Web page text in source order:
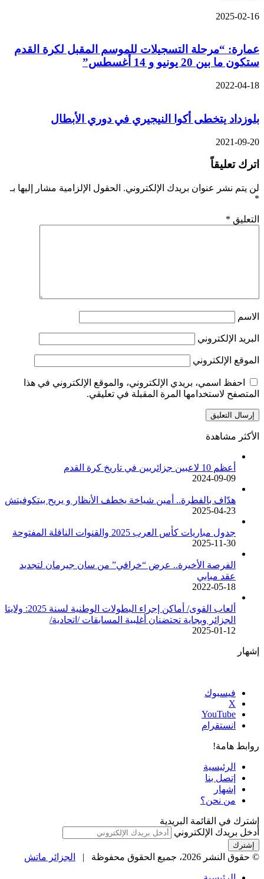
2025-02-16
عمارة: “مرحلة التسجيلات للموسم المقبل لكرة القدم
ستكون ما بين 20 يونيو و 14 أغسطس”
2022-04-18
بلوزداد يتخطى أكوا النيجيري في دوري الأبطال
2021-09-20
اترك تعليقاً
لن يتم نشر عنوان بريدك الإلكتروني. الحقول الإلزامية مشار إليها بـ
*
التعليق *
الاسم
البريد الإلكتروني
الموقع الإلكتروني
احفظ اسمي، بريدي الإلكتروني، والموقع الإلكتروني في هذا
المتصفح لاستخدامها المرة المقبلة في تعليقي.
الأكثر مشاهدة
أعظم 10 لاعبين جزائريين في تاريخ كرة القدم
2024-09-09
هدّاف بالفطرة.. أمين شياخة يخطف الأنظار و يريح بيتكوفيتش
2025-04-23
جدول مباريات كأس العرب 2025 والقنوات الناقلة المفتوحة
2025-11-30
الفرصة الأخيرة.. عرض “خرافي” من سان جيرمان لتجديد
عقد مبابي
2022-05-18
ألعاب القوى/ أماكن إجراء البطولات الوطنية لسنة 2025: ولايتا
الجزائر وبجاية تحتضنان أغلبية المسابقات /اتحادية/
2025-01-12
إشهار
فيسبوك
‫X
‫YouTube
انستقرام
روابط هامة!
الرئيسية
إتصل بنا
إشهار
من نحن؟
إشترك في القائمة البريدية
أدخل بريدك الإلكتروني
© حقوق النشر 2026، جميع الحقوق محفوظة | الجزائر ماتش